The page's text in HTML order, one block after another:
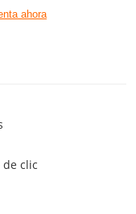
ahora
clic